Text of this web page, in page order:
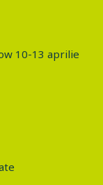
10-13 aprilie